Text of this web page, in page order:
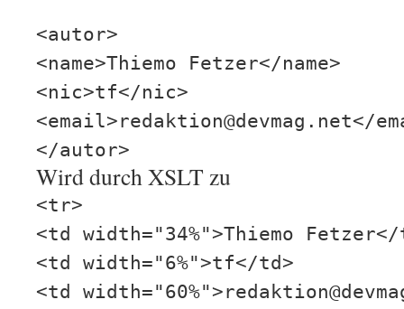
<autor>
<name>Thiemo Fetzer</name>
<nic>tf</nic>
<email>redaktion@devmag.net</
</autor>
Wird durch XSLT zu
<tr>
<td width="34%">Thiemo
<td width="6%">tf</td>
<td